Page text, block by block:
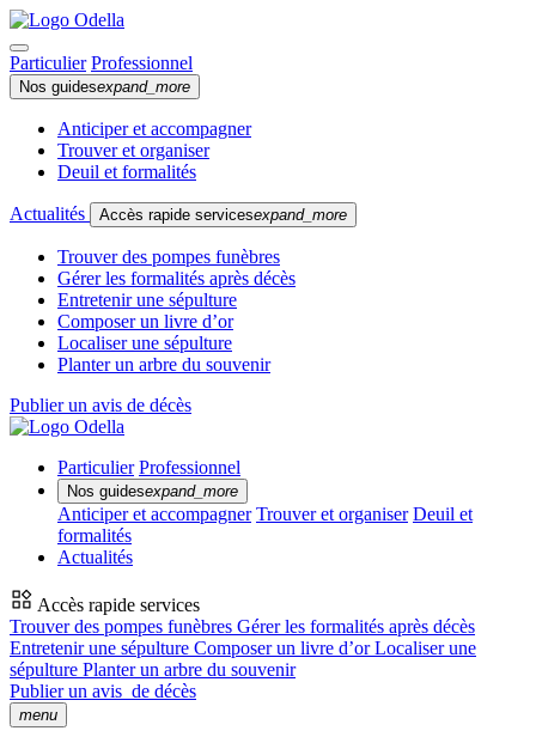
Particulier Professionnel
Nos guidesexpand_more
Anticiper et accompagner
Trouver et organiser
Deuil et formalités
Actualités Accès rapide servicesexpand_more
Trouver des pompes funèbres
Gérer les formalités après décès
Entretenir une sépulture
Composer un livre d’or
Localiser une sépulture
Planter un arbre du souvenir
Publier un avis de décès
Particulier Professionnel
Nos guidesexpand_more
Anticiper et accompagner Trouver et organiser Deuil et
formalités
Actualités
Accès rapide services
Trouver des pompes funèbres Gérer les formalités après décès
Entretenir une sépulture Composer un livre d’orLocaliser une
sépulture Planter un arbre du souvenir
Publier un avis de décès
menu